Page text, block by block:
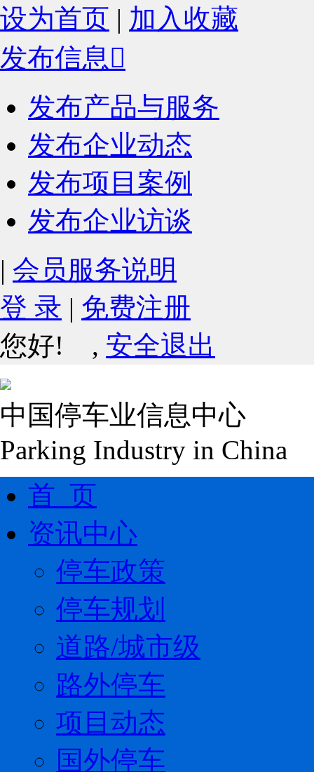
设为首页 | 加入收藏
发布信息
发布产品与服务
发布企业动态
发布项目案例
发布企业访谈
| 会员服务说明
登 录 | 免费注册
您好!
, 安全退出
中国停车业信息中心
Parking Industry in China
首 页
资讯中心
停车政策
停车规划
道路/城市级
路外停车
项目动态
国外停车